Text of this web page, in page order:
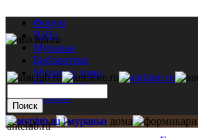
Форум
ЧаВо
Муравьи
Библиотека
Муравьи дома
Мастерская
Каталог
antclub.ru